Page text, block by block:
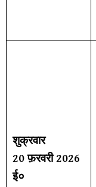
शुक्रवार
20 फ़रवरी 2026
ई०